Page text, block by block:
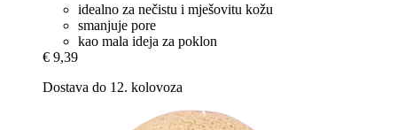
idealno za nečistu i mješovitu kožu
smanjuje pore
kao mala ideja za poklon
€ 9,39
Dostava do 12. kolovoza